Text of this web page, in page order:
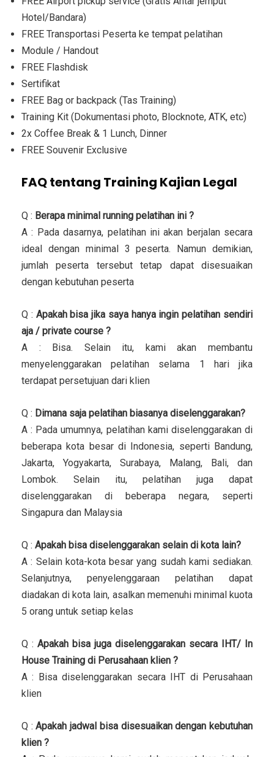
Hotel/Bandara)
FREE Transportasi Peserta ke tempat pelatihan
Module / Handout
FREE Flashdisk
Sertifikat
FREE Bag or backpack (Tas Training)
Training Kit (Dokumentasi photo, Blocknote, ATK, etc)
2x Coffee Break & 1 Lunch, Dinner
FREE Souvenir Exclusive
FAQ tentang Training Kajian Legal
Q : Berapa minimal running pelatihan ini ?
A : Pada dasarnya, pelatihan ini akan berjalan secara
ideal dengan minimal 3 peserta. Namun demikian,
jumlah peserta tersebut tetap dapat disesuaikan
dengan kebutuhan peserta
Q : Apakah bisa jika saya hanya ingin pelatihan sendiri
aja / private course ?
A : Bisa. Selain itu, kami akan membantu
menyelenggarakan pelatihan selama 1 hari jika
terdapat persetujuan dari klien
Q : Dimana saja pelatihan biasanya diselenggarakan?
A : Pada umumnya, pelatihan kami diselenggarakan di
beberapa kota besar di Indonesia, seperti Bandung,
Jakarta, Yogyakarta, Surabaya, Malang, Bali, dan
Lombok. Selain itu, pelatihan juga dapat
diselenggarakan di beberapa negara, seperti
Singapura dan Malaysia
Q : Apakah bisa diselenggarakan selain di kota lain?
A : Selain kota-kota besar yang sudah kami sediakan.
Selanjutnya, penyelenggaraan pelatihan dapat
diadakan di kota lain, asalkan memenuhi minimal kuota
5 orang untuk setiap kelas
Q : Apakah bisa juga diselenggarakan secara IHT/ In
House Training di Perusahaan klien ?
A : Bisa diselenggarakan secara IHT di Perusahaan
klien
Q :Apakah jadwal bisa disesuaikan dengan kebutuhan
klien ?